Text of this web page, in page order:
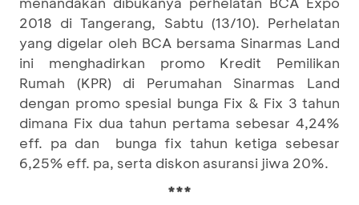
2018 di Tangerang, Sabtu (13/10). Perhelatan
yang digelar oleh BCA bersama Sinarmas Land
ini menghadirkan promo Kredit Pemilikan
Rumah (KPR) di Perumahan Sinarmas Land
dengan promo spesial bunga Fix & Fix 3 tahun
dimana Fix dua tahun pertama sebesar 4,24%
eff. pa dan bunga fix tahun ketiga sebesar
6,25% eff. pa, serta diskon asuransi jiwa 20%.
***